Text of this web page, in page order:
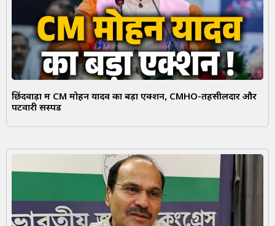
छिंदवाड़ा में CM मोहन यादव का बड़ा एक्शन, CMHO-तहसीलदार और
पटवारी सस्पेंड